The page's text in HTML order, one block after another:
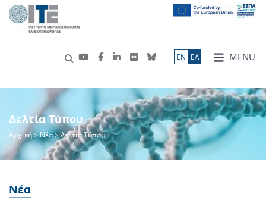
MENU
ΕN ΕΛ
Δελτία Τύπου
Αρχική>Νέα> Δελτία Τύπου
Νέα